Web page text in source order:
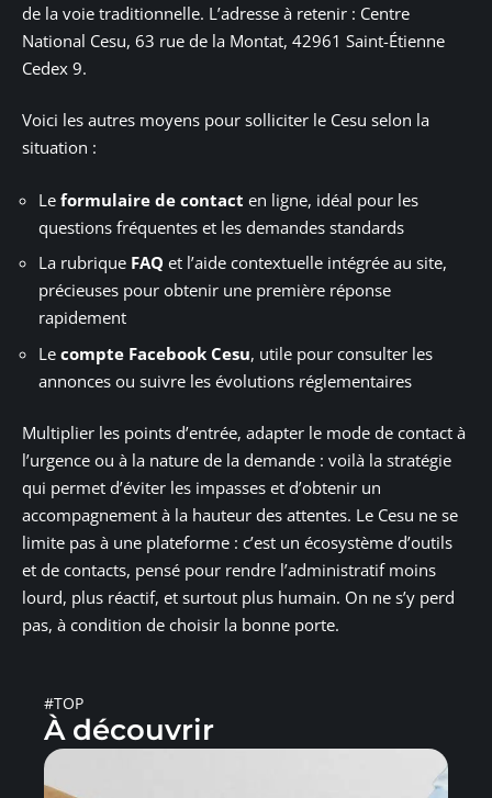
de la voie traditionnelle. L’adresse à retenir : Centre
National Cesu, 63 rue de la Montat, 42961 Saint-Étienne
Cedex 9.
Voici les autres moyens pour solliciter le Cesu selon la
situation :
Le formulaire de contact en ligne, idéal pour les
questions fréquentes et les demandes standards
La rubrique FAQ et l’aide contextuelle intégrée au site,
précieuses pour obtenir une première réponse
rapidement
Le compte Facebook Cesu, utile pour consulter les
annonces ou suivre les évolutions réglementaires
Multiplier les points d’entrée, adapter le mode de contact à
l’urgence ou à la nature de la demande : voilà la stratégie
qui permet d’éviter les impasses et d’obtenir un
accompagnement à la hauteur des attentes. Le Cesu ne se
limite pas à une plateforme : c’est un écosystème d’outils
et de contacts, pensé pour rendre l’administratif moins
lourd, plus réactif, et surtout plus humain. On ne s’y perd
pas, à condition de choisir la bonne porte.
#TOP
À découvrir